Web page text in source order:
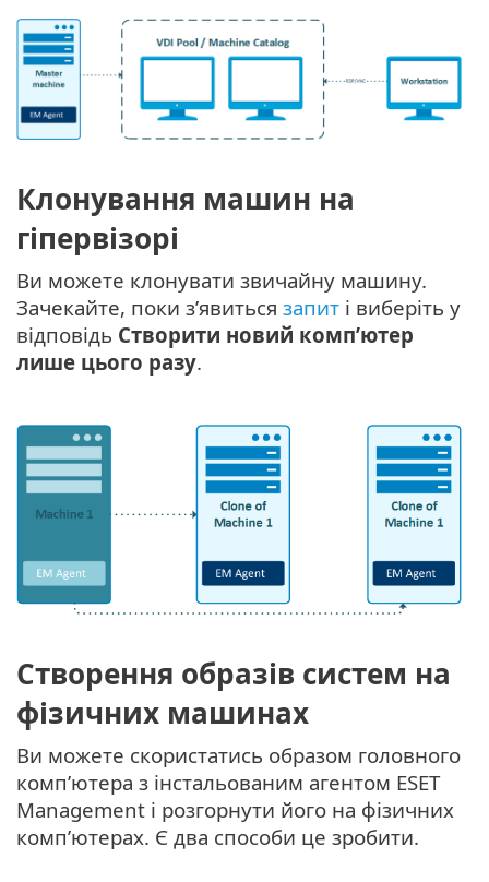
Клонування машин на
гіпервізорі
Ви можете клонувати звичайну машину.
Зачекайте, поки з’явиться запит і виберіть у
відповідь Створити новий комп’ютер
лише цього разу.
Створення образів систем на
фізичних машинах
Ви можете скористатись образом головного
комп’ютера з інстальованим агентом ESET
Management і розгорнути його на фізичних
комп’ютерах. Є два способи це зробити.